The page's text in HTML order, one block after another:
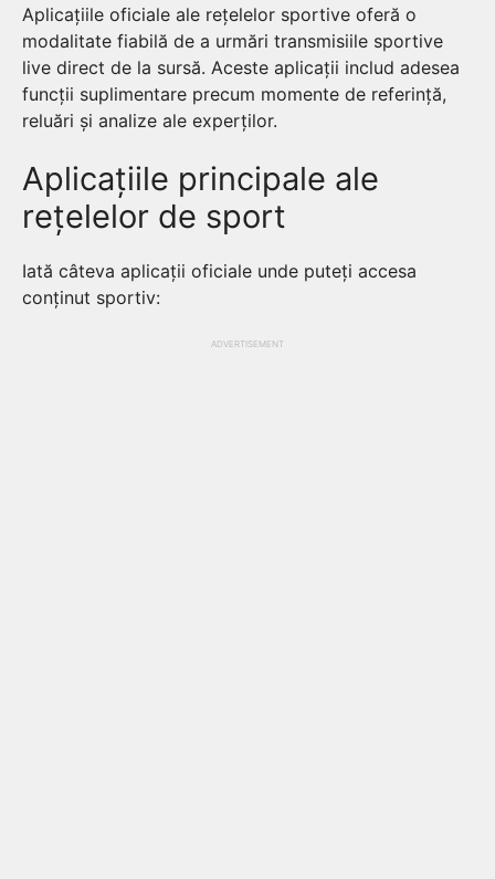
Aplicațiile oficiale ale rețelelor sportive oferă o
modalitate fiabilă de a urmări transmisiile sportive
live direct de la sursă. Aceste aplicații includ adesea
funcții suplimentare precum momente de referință,
reluări și analize ale experților.
Aplicațiile principale ale
rețelelor de sport
Iată câteva aplicații oficiale unde puteți accesa
conținut sportiv:
ADVERTISEMENT